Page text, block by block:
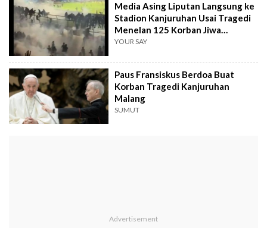
Media Asing Liputan Langsung ke
Stadion Kanjuruhan Usai Tragedi
Menelan 125 Korban Jiwa
Meninggal Dunia
YOUR SAY
Paus Fransiskus Berdoa Buat
Korban Tragedi Kanjuruhan
Malang
SUMUT